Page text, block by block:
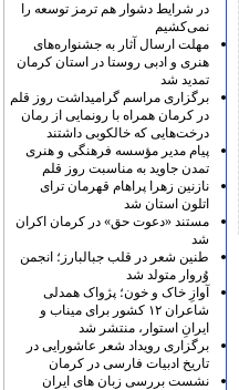
در شرایط دشوار هم ترمز توسعه را
نمی‌کشیم
مهلت ارسال آثار به جشنواره‌های
هنری و ادبی روستا در استان کرمان
تمدید شد
برگزاری مراسم گرامیداشت روز قلم
در کرمان همراه با رونمایی از رمان
درخت‌هایی که خالکوبی داشتند
پیام مدیر مؤسسه فرهنگی و هنری
تمدن جاوید به مناسبت روز قلم
نازنین زهرا پراهام قهرمان ترای
اتلون استان شد
مستند «دعوت حق» در کرمان اکران
شد
طنین شعر در قلب جبالبارز؛ انجمن
وُروار متولد شد
آوازِ خاک و خون؛ پژواک همدلی
شاعران ۱۲ کشور برای میناب و
ایرانِ استوار، منتشر شد
برگزاری رویداد شعر عاشورایی در
تاریخ ادبیات فارسی در کرمان
نشست بررسی زبان های ایران